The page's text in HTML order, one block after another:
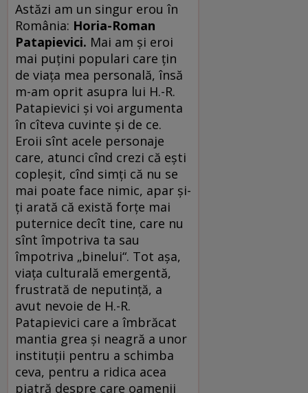
Astăzi am un singur erou în
România: Horia-Roman
Patapievici. Mai am şi eroi
mai puţini populari care ţin
de viaţa mea personală, însă
m-am oprit asupra lui H.-R.
Patapievici şi voi argumenta
în cîteva cuvinte şi de ce.
Eroii sînt acele personaje
care, atunci cînd crezi că eşti
copleşit, cînd simţi că nu se
mai poate face nimic, apar şi-
ţi arată că există forţe mai
puternice decît tine, care nu
sînt împotriva ta sau
împotriva „binelui“. Tot aşa,
viaţa culturală emergentă,
frustrată de neputinţă, a
avut nevoie de H.-R.
Patapievici care a îmbrăcat
mantia grea şi neagră a unor
instituţii pentru a schimba
ceva, pentru a ridica acea
piatră despre care oamenii